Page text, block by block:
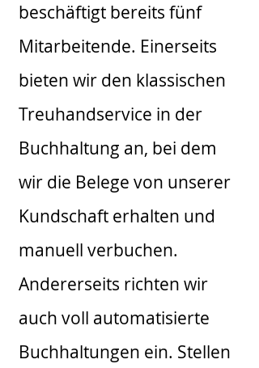
beschäftigt bereits fünf
Mitarbeitende. Einerseits
bieten wir den klassischen
Treuhandservice in der
Buchhaltung an, bei dem
wir die Belege von unserer
Kundschaft erhalten und
manuell verbuchen.
Andererseits richten wir
auch voll automatisierte
Buchhaltungen ein. Stellen